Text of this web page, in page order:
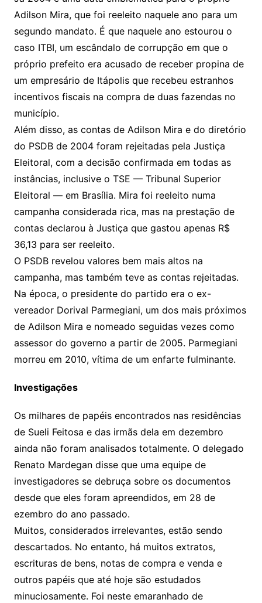
Adilson Mira, que foi reeleito naquele ano para um
segundo mandato. É que naquele ano estourou o
caso ITBI, um escândalo de corrupção em que o
próprio prefeito era acusado de receber propina de
um empresário de Itápolis que recebeu estranhos
incentivos fiscais na compra de duas fazendas no
município.
Além disso, as contas de Adilson Mira e do diretório
do PSDB de 2004 foram rejeitadas pela Justiça
Eleitoral, com a decisão confirmada em todas as
instâncias, inclusive o TSE — Tribunal Superior
Eleitoral — em Brasília. Mira foi reeleito numa
campanha considerada rica, mas na prestação de
contas declarou à Justiça que gastou apenas R$
36,13 para ser reeleito.
O PSDB revelou valores bem mais altos na
campanha, mas também teve as contas rejeitadas.
Na época, o presidente do partido era o ex-
vereador Dorival Parmegiani, um dos mais próximos
de Adilson Mira e nomeado seguidas vezes como
assessor do governo a partir de 2005. Parmegiani
morreu em 2010, vítima de um enfarte fulminante.
Investigações
Os milhares de papéis encontrados nas residências
de Sueli Feitosa e das irmãs dela em dezembro
ainda não foram analisados totalmente. O delegado
Renato Mardegan disse que uma equipe de
investigadores se debruça sobre os documentos
desde que eles foram apreendidos, em 28 de
ezembro do ano passado.
Muitos, considerados irrelevantes, estão sendo
descartados. No entanto, há muitos extratos,
escrituras de bens, notas de compra e venda e
outros papéis que até hoje são estudados
minuciosamente. Foi neste emaranhado de